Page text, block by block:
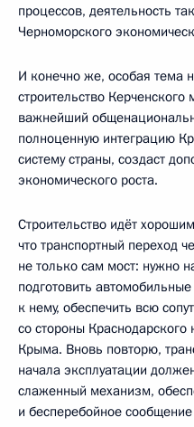
процессов, деятельность
Черноморского
И конечно же, особая тема
строительство Керченского
важнейший
полноценную интеграцию
систему страны, создаст
экономического роста.
Строительство идёт
что транспортный переход
не только сам мост: нужно
подготовить
к нему, обеспечить всю
со стороны Краснодарского
Крыма. Вновь повторю,
начала эксплуатации
слаженный механизм,
и бесперебойное